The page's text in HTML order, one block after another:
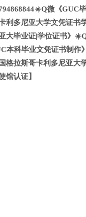
微《GUC毕
利多尼亚大学文凭证书
大毕业证|学位证书》
本科毕业文凭证书制作
格拉斯哥卡利多尼亚大
馆认证】